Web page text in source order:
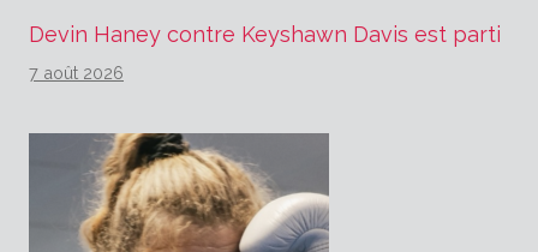
Devin Haney contre Keyshawn Davis est parti
7 août 2026